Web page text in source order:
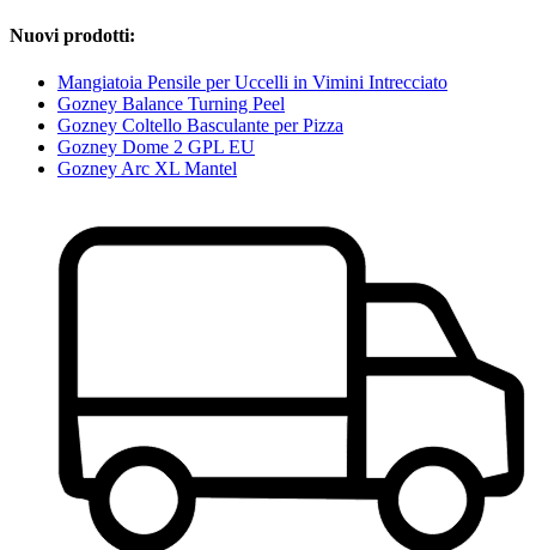
Nuovi prodotti:
Mangiatoia Pensile per Uccelli in Vimini Intrecciato
Gozney Balance Turning Peel
Gozney Coltello Basculante per Pizza
Gozney Dome 2 GPL EU
Gozney Arc XL Mantel